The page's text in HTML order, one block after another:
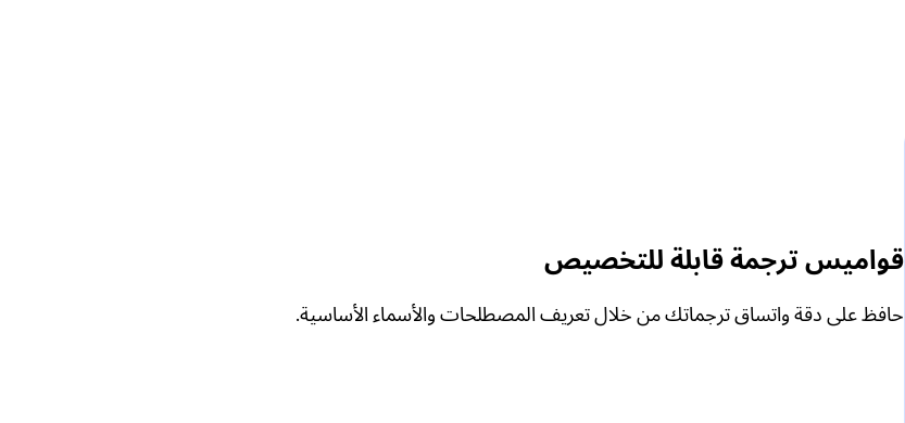
قواميس ترجمة قابلة للتخصيص
حافظ على دقة واتساق ترجماتك من خلال تعريف المصطلحات والأسماء الأساسية.